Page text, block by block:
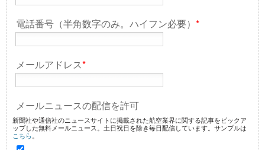
電話番号（半角数字のみ。ハイフン必要） *
メールアドレス*
メールニュースの配信を許可
新聞社や通信社のニュースサイトに掲載された航空業界に関する記事をピックア
ップした無料メールニュース。土日祝日を除き毎日配信しています。サンプルは
こちら